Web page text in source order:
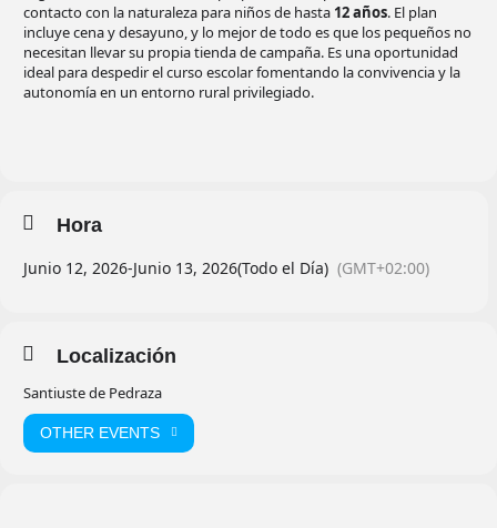
contacto con la naturaleza para niños de hasta 12 años. El plan
incluye cena y desayuno, y lo mejor de todo es que los pequeños no
necesitan llevar su propia tienda de campaña. Es una oportunidad
ideal para despedir el curso escolar fomentando la convivencia y la
autonomía en un entorno rural privilegiado.
Hora
Junio 12, 2026-Junio 13, 2026(Todo el Día) (GMT+02:00)
Localización
Santiuste de Pedraza
OTHER EVENTS